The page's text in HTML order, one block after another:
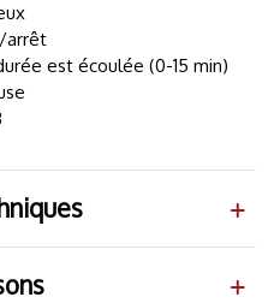
arrêt
est écoulée (0-15 min)